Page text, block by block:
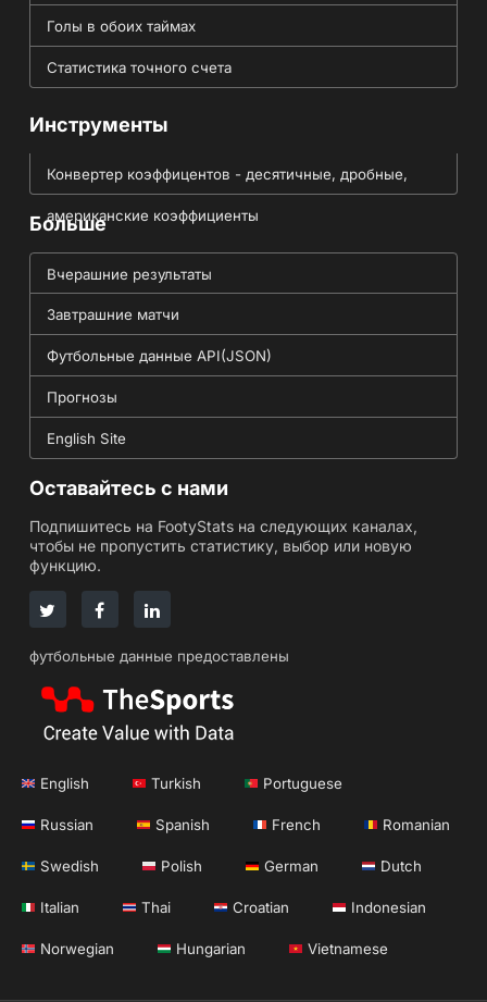
Голы в обоих таймах
Статистика точного счета
Инструменты
Конвертер коэффицентов - десятичные, дробные,
американские коэффициенты
Больше
Вчерашние результаты
Завтрашние матчи
Футбольные данные API(JSON)
Прогнозы
English Site
Оставайтесь с нами
Подпишитесь на FootyStats на следующих каналах,
чтобы не пропустить статистику, выбор или новую
функцию.
футбольные данные предоставлены
English Turkish Portuguese
Russian Spanish French Romanian
Swedish Polish German Dutch
Italian Thai Croatian Indonesian
Norwegian Hungarian Vietnamese